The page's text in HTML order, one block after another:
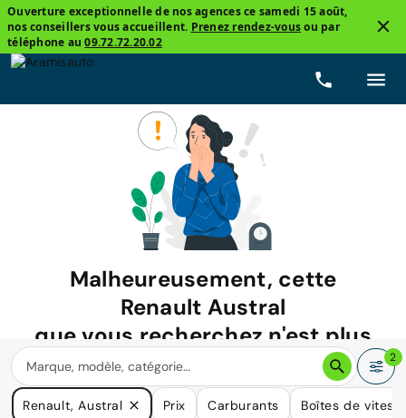
Ouverture exceptionnelle de nos agences ce samedi 15 août,
nos conseillers vous accueillent. Prenez rendez-vousou par
téléphone au09.72.72.20.02
Malheureusement, cette
Renault Austral
que vous recherchez n'est plus
disponible.
Nous avons de nombreuses voitures qui pourraient répondre
à vos besoins.
2
Renault, Austral Prix Carburants Boîtes de